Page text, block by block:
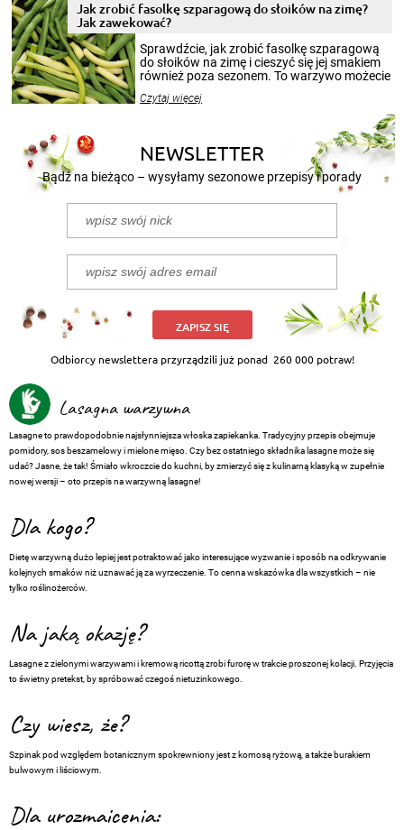
pełni poczuć atmosferę cieplejszych
miesięcy. Przygotowanie słoików ze
patenty, które pozwolą zachować świeżość
przetworów.
Jak zrobić fasolkę szparagową do słoików na zimę?
Jak zawekować?
Sprawdźcie, jak zrobić fasolkę szparagową
do słoików na zimę i cieszyć się jej smakiem
również poza sezonem. To warzywo możecie
nasze propozycje!
Czytaj więcej
NEWSLETTER
Bądź na bieżąco – wysyłamy sezonowe przepisy i porady
ZAPISZ SIĘ
Odbiorcy newslettera przyrządzili już ponad 260 000 potraw!
Lasagna warzywna
Lasagne to prawdopodobnie najsłynniejsza włoska zapiekanka. Tradycyjny przepis obejmuje
pomidory, sos beszamelowy i mielone mięso. Czy bez ostatniego składnika lasagne może się
udać? Jasne, że tak! Śmiało wkroczcie do kuchni, by zmierzyć się z kulinarną klasyką w zupełnie
nowej wersji – oto przepis na warzywną lasagne!
Dla kogo?
Dietę warzywną dużo lepiej jest potraktować jako interesujące wyzwanie i sposób na odkrywanie
kolejnych smaków niż uznawać ją za wyrzeczenie. To cenna wskazówka dla wszystkich – nie
tylko roślinożerców.
Na jaką okazję?
Lasagne z zielonymi warzywami i kremową ricottą zrobi furorę w trakcie proszonej kolacji. Przyjęcia
to świetny pretekst, by spróbować czegoś nietuzinkowego.
Czy wiesz, że?
Szpinak pod względem botanicznym spokrewniony jest z komosą ryżową, a także burakiem
bulwowym i liściowym.
Dla urozmaicenia: